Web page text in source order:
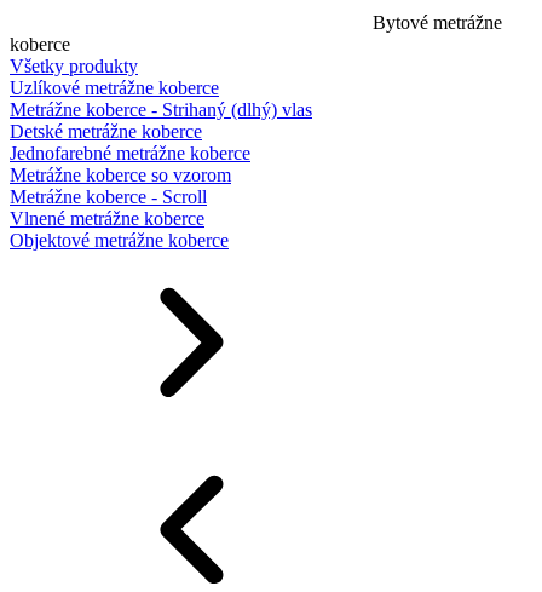
Bytové metrážne
koberce
Všetky produkty
Uzlíkové metrážne koberce
Metrážne koberce - Strihaný (dlhý) vlas
Detské metrážne koberce
Jednofarebné metrážne koberce
Metrážne koberce so vzorom
Metrážne koberce - Scroll
Vlnené metrážne koberce
Objektové metrážne koberce